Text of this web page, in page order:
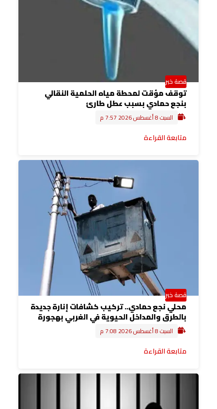
قصة خبر
توقف مؤقت لمحطة مياه الحلمية النقالي
بنجع حمادي بسبب عطل طارئ
السبت 8 أغسطس 2026 7:57 م
متابعة القراءة
قصة خبر
محلي نجع حمادي.. تركيب كشافات إنارة جديدة
بالطرق والمداخل الحيوية في الغربي بهجورة
السبت 8 أغسطس 2026 7:08 م
متابعة القراءة